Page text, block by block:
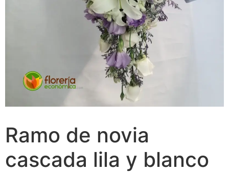
Ramo de novia
cascada lila y blanco